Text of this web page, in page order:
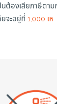
นต้องเสียภาษีตาม
จะอยู่ที่ 1,000 เห